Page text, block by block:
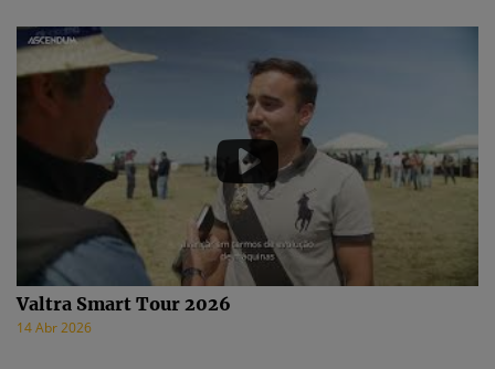
Valtra Smart Tour 2026
14 Abr 2026